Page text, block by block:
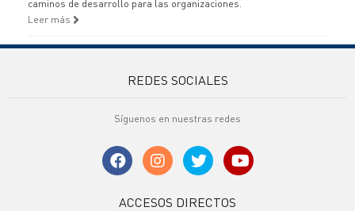
caminos de desarrollo para las organizaciones.
Leer más
REDES SOCIALES
Síguenos en nuestras redes
ACCESOS DIRECTOS